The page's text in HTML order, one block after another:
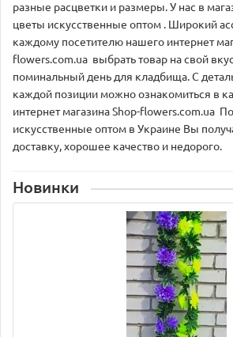
разные расцветки и размеры. У нас в
цветы искусственные оптом . Широкий
каждому посетителю нашего интернет
flowers.com.ua выбрать товар на свой
поминальный день для кладбища. С
каждой позиции можно ознакомиться в
интернет магазина Shop-flowers.com.ua
искусственные оптом в Украине Вы
доставку, хорошее качество и недорого.
Новинки